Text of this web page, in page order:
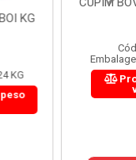
CX/± 27 KG
Produto de peso
variável